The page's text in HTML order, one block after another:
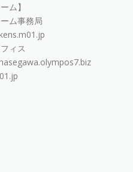
ム】
ム事務局
ィス